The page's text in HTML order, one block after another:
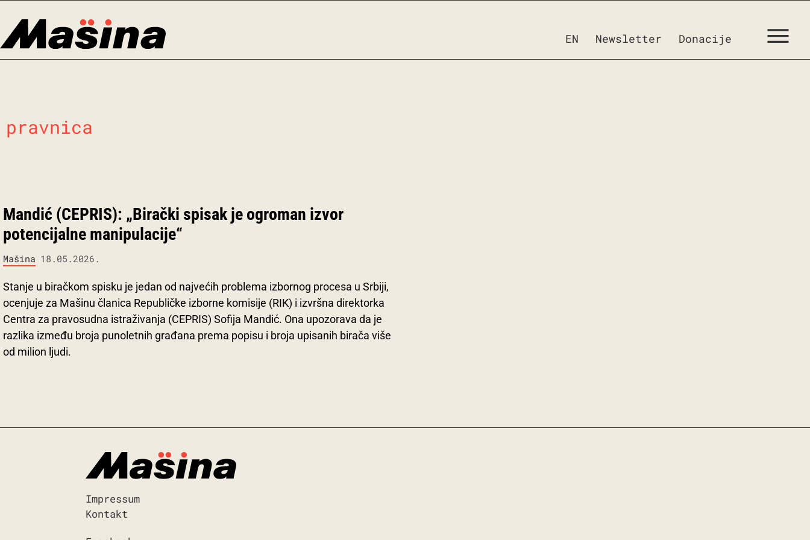
content
EN Newsletter Donacije
pravnica
Mandić (CEPRIS): „Birački spisak je ogroman izvor
potencijalne manipulacije“
Mašina 18.05.2026.
Stanje u biračkom spisku je jedan od najvećih problema izbornog procesa u Srbiji,
ocenjuje za Mašinu članica Republičke izborne komisije (RIK) i izvršna direktorka
Centra za pravosudna istraživanja (CEPRIS) Sofija Mandić. Ona upozorava da je
razlika između broja punoletnih građana prema popisu i broja upisanih birača više
od milion ljudi.
Impressum
Kontakt